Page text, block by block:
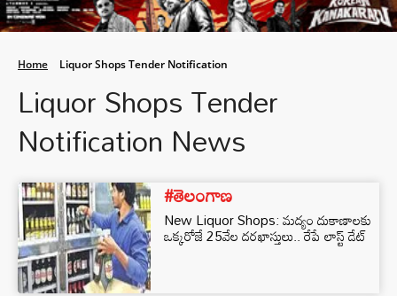
Home Liquor Shops Tender Notification
Liquor Shops Tender
Notification News
#తెలంగాణ
New Liquor Shops: మద్యం దుకాణాలకు
ఒక్కరోజే 25వేల దరఖాస్తులు.. రేపే లాస్ట్ డేట్